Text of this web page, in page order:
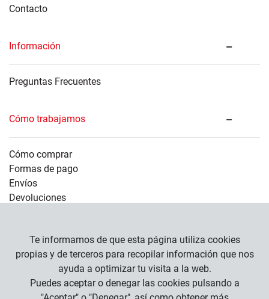
Contacto
Información
Preguntas Frecuentes
Cómo trabajamos
Cómo comprar
Formas de pago
Envíos
Devoluciones
Información legal
Condiciones Generales
Te informamos de que esta página utiliza cookies
propias y de terceros para recopilar información que nos
ayuda a optimizar tu visita a la web.
Puedes aceptar o denegar las cookies pulsando a